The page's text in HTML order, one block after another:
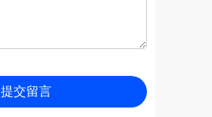
提交留言